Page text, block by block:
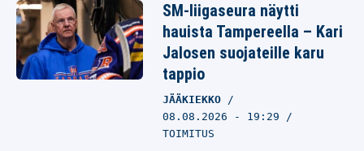
SM-liigaseura näytti
hauista Tampereella – Kari
Jalosen suojateille karu
tappio
JÄÄKIEKKO
08.08.2026 - 19:29
TOIMITUS